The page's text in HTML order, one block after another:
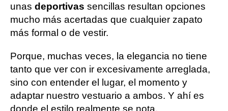
unas deportivas sencillas resultan opciones
mucho más acertadas que cualquier zapato
más formal o de vestir.
Porque, muchas veces, la elegancia no tiene
tanto que ver con ir excesivamente arreglada,
sino con entender el lugar, el momento y
adaptar nuestro vestuario a ambos. Y ahí es
donde el estilo realmente se nota.